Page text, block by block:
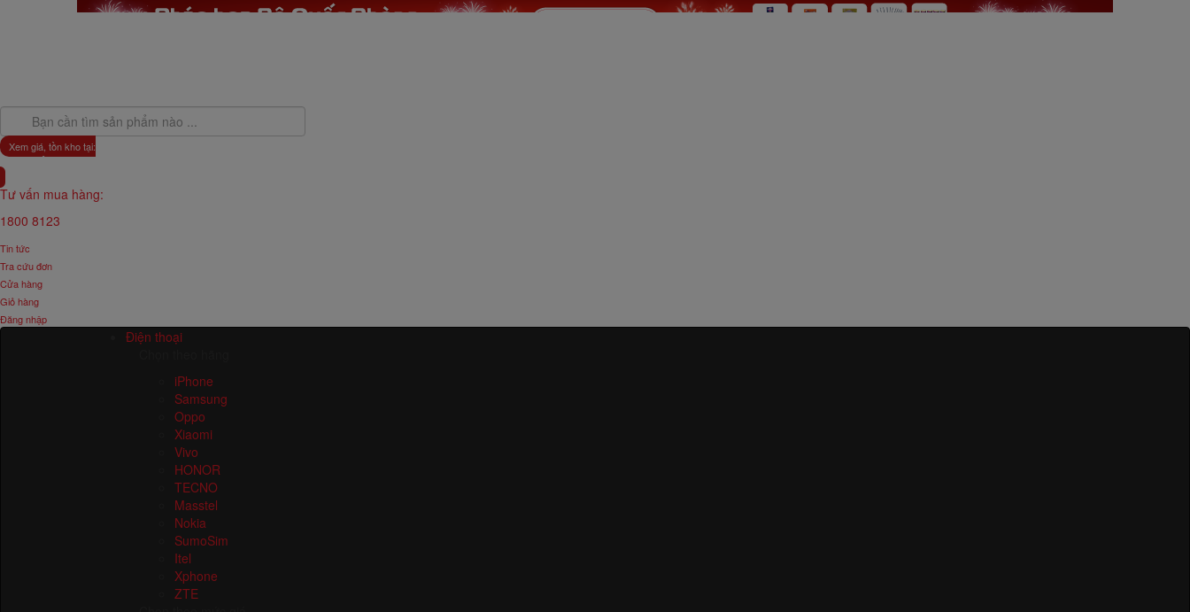
Toàn Quốc
Tư vấn mua hàng:
1800 8123
Tin tức
Tra cứu đơn
Cửa hàng
Giỏ hàng
Chọn theo hãng
iPhone
Samsung
Oppo
Xiaomi
Vivo
HONOR
TECNO
Masstel
Nokia
SumoSim
Itel
Xphone